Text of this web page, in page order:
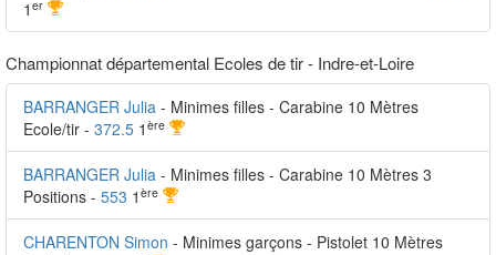
1 er
Championnat départemental Ecoles de tir - Indre-et-Loire
BARRANGER Julia - Minimes filles - Carabine 10 Mètres
Ecole/tir - 372.5 1 ère
BARRANGER Julia - Minimes filles - Carabine 10 Mètres 3
Positions - 553 1 ère
CHARENTON Simon - Minimes garçons - Pistolet 10 Mètres